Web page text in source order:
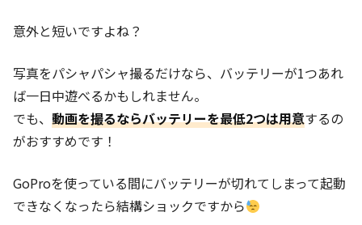
意外と短いですよね？
写真をパシャパシャ撮るだけなら、バッテリーが1つあれ
ば一日中遊べるかもしれません。
でも、 動画を撮るならバッテリーを最低2つは用意するの
がおすすめです！
GoProを使っている間にバッテリーが切れてしまって起動
できなくなったら結構ショックですから